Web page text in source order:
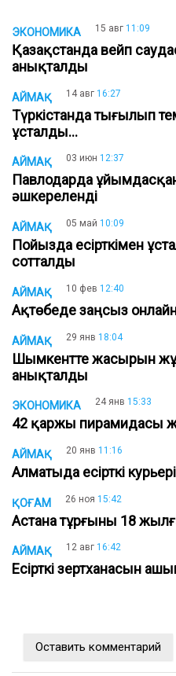
ЭКОНОМИКА 15 авг 11:09
Қазақстанда вейп
анықталды
АЙМАҚ 14 авг 16:27
Түркістанда тығылып
ұсталды...
АЙМАҚ 03 июн 12:37
Павлодарда
әшкереленді
АЙМАҚ 05 май 10:09
Пойызда есірткімен
сотталды
АЙМАҚ 10 фев 12:40
Ақтөбеде заңсыз
АЙМАҚ 29 янв 18:04
Шымкентте жасырын
анықталды
ЭКОНОМИКА 24 янв 15:33
42 қаржы пирамидасы
АЙМАҚ 20 янв 11:16
Алматыда есірткі
ҚОҒАМ 26 ноя 15:42
Астана тұрғыны 18
АЙМАҚ 12 авг 16:42
Есірткі зертханасын
Оставить комментарий